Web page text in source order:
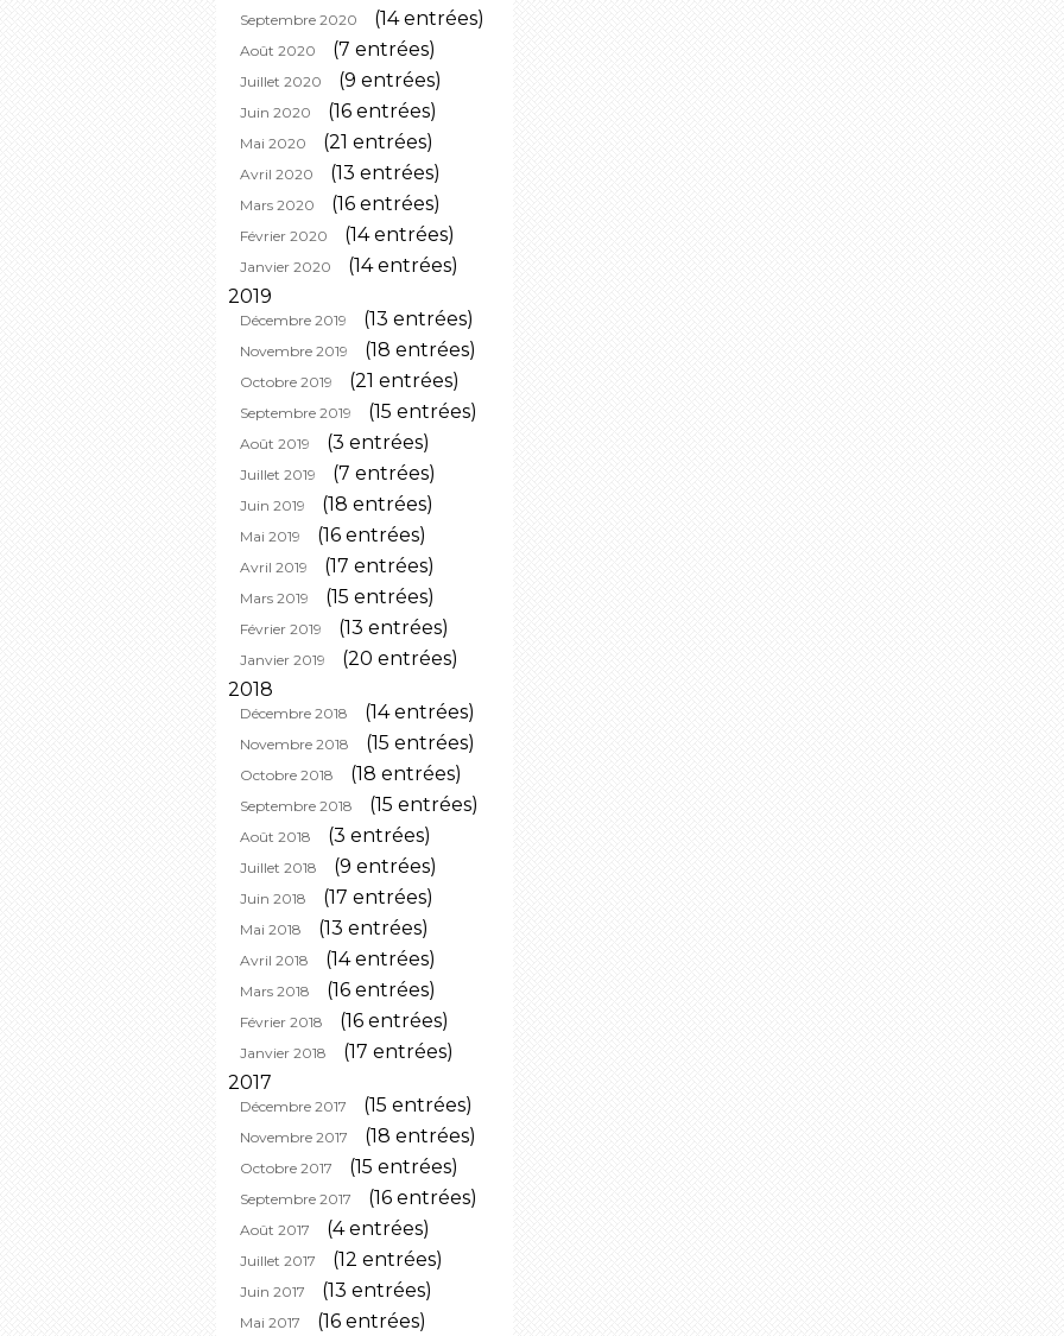
Septembre 2020 (14 entrées)
Août 2020 (7 entrées)
Juillet 2020 (9 entrées)
Juin 2020 (16 entrées)
Mai 2020 (21 entrées)
Avril 2020 (13 entrées)
Mars 2020 (16 entrées)
Février 2020 (14 entrées)
Janvier 2020
(14 entrées)
2019
Décembre 2019 (13 entrées)
Novembre 2019 (18 entrées)
Octobre 2019 (21 entrées)
Septembre 2019 (15 entrées)
Août 2019 (3 entrées)
Juillet 2019 (7 entrées)
Juin 2019 (18 entrées)
Mai 2019 (16 entrées)
Avril 2019 (17 entrées)
Mars 2019 (15 entrées)
Février 2019 (13 entrées)
Janvier 2019
(20 entrées)
2018
Décembre 2018 (14 entrées)
Novembre 2018 (15 entrées)
Octobre 2018 (18 entrées)
Septembre 2018 (15 entrées)
Août 2018 (3 entrées)
Juillet 2018 (9 entrées)
Juin 2018 (17 entrées)
Mai 2018 (13 entrées)
Avril 2018 (14 entrées)
Mars 2018 (16 entrées)
Février 2018 (16 entrées)
Janvier 2018
(17 entrées)
2017
Décembre 2017 (15 entrées)
Novembre 2017 (18 entrées)
Octobre 2017 (15 entrées)
Septembre 2017 (16 entrées)
Août 2017 (4 entrées)
Juillet 2017 (12 entrées)
Juin 2017 (13 entrées)
Mai 2017 (16 entrées)